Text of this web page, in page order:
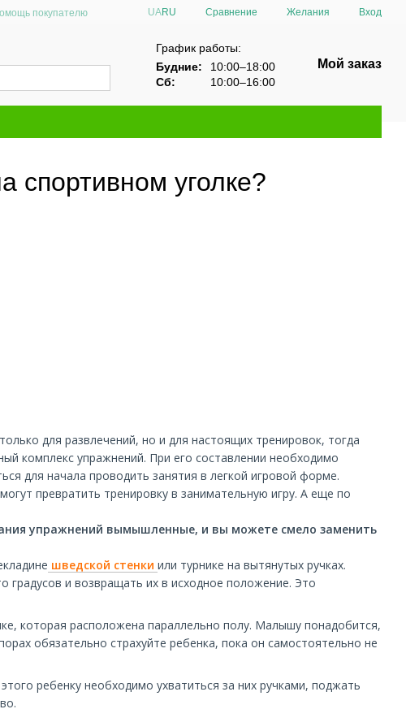
покупателю
UARU Сравнение Желания Вход
График работы:
Будние:
10:00–18:00
Сб:
10:00–16:00
Мой заказ
спортивном уголке?
для развлечений, но и для настоящих тренировок, тогда
комплекс упражнений. При его составлении необходимо
для начала проводить занятия в легкой игровой форме.
превратить тренировку в занимательную игру. А еще по
упражнений вымышленные, и вы можете смело заменить
шведской стенки или турнике на вытянутых ручках.
градусов и возвращать их в исходное положение. Это
которая расположена параллельно полу. Малышу понадобится,
обязательно страхуйте ребенка, пока он самостоятельно не
ребенку необходимо ухватиться за них ручками, поджать